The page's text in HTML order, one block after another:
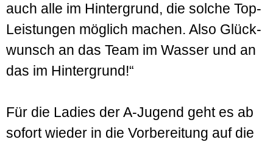
auch alle im Hinter­grund, die solche Top-
Leistungen möglich machen. Also Glück­
wunsch an das Team im Wasser und an
das im Hinter­grund!“
Für die Ladies der A-Jugend geht es ab
sofort wieder in die Vor­bereitung auf die